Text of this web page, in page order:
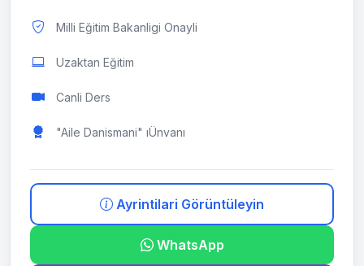
Milli Eğitim Bakanligi Onayli
Uzaktan Eğitim
Canli Ders
"Aile Danismani" ıÜnvanı
Ayrintilari Görüntüleyin
WhatsApp